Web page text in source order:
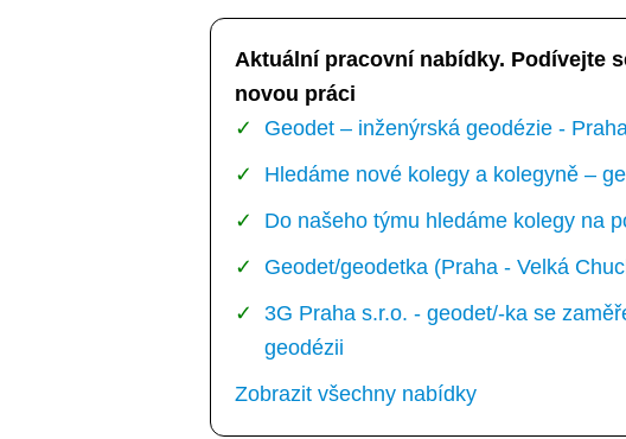
Aktuální pracovní nabídky. Podívejte
novou práci
Geodet – inženýrská geodézie -
Hledáme nové kolegy a kolegyně –
Do našeho týmu hledáme kolegy na
Geodet/geodetka (Praha - Velká
3G Praha s.r.o. - geodet/-ka se
geodézii
Zobrazit všechny nabídky